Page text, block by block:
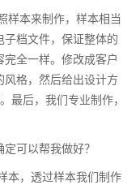
样本来制作，样本相当
档文件，保证整体的
全一样。修改成客户
格，然后给出设计方
最后，我们专业制作，
可以帮我做好？
本，透过样本我们制作